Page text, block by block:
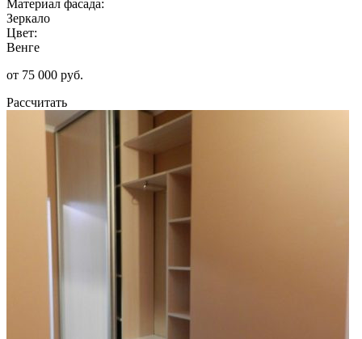
Материал фасада:
Зеркало
Цвет:
Венге
от 75 000 руб.
Рассчитать